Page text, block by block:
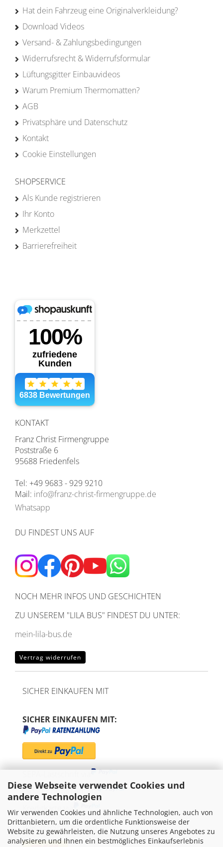
Diese Webseite verwendet Cookies und
andere Technologien
Wir verwenden Cookies und ähnliche Technologien, auch von
Drittanbietern, um die ordentliche Funktionsweise der
Website zu gewährleisten, die Nutzung unseres Angebotes zu
analysieren und Ihnen ein bestmögliches Einkaufserlebnis
Hat dein Fahrzeug eine Originalverkleidung?
Download Videos
Versand- & Zahlungsbedingungen
Widerrufsrecht & Widerrufsformular
Lüftungsgitter Einbauvideos
Warum Premium Thermomatten?
AGB
Privatsphäre und Datenschutz
Kontakt
Cookie Einstellungen
SHOPSERVICE
Als Kunde registrieren
Ihr Konto
Merkzettel
Barrierefreiheit
KONTAKT
Franz Christ Firmengruppe
Poststraße 6
95688 Friedenfels
Tel: +49 9683 - 929 9210
Mail: info@franz-christ-firmengruppe.de
Whatsapp
DU FINDEST UNS AUF
NOCH MEHR INFOS UND GESCHICHTEN
ZU UNSEREM "LILA BUS" FINDEST DU UNTER:
mein-lila-bus.de
Vertrag widerrufen
SICHER EINKAUFEN MIT
SICHER EINKAUFEN MIT:
"Später bezahlen" via
Kreditkarte via
WIR VERSENDEN MIT